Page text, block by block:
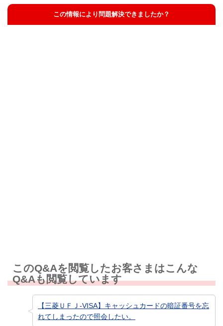
この情報により問題解決できましたか？
このQ&Aを閲覧したお客さまはこんな
Q&Aも閲覧しています
【三菱ＵＦＪ-VISA】キャッシュカードの暗証番号を忘
れてしまったので照会したい。